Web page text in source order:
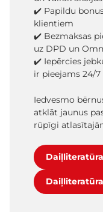
✔️ Papildu
klientiem
✔️ Bezmaksas
uz DPD un
✔️ Iepērcies
ir pieejams 24/7
Iedvesmo
atklāt jaunus
rūpīgi